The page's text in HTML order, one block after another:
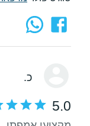
כ.
5.0